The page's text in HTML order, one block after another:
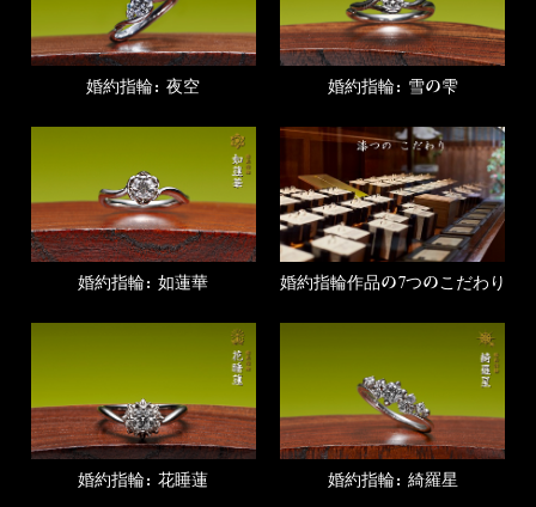
婚約指輪：夜空 婚約指輪：雪の雫
婚約指輪：如蓮華 婚約指輪作品の7つのこだわり
婚約指輪：花睡蓮 婚約指輪：綺羅星